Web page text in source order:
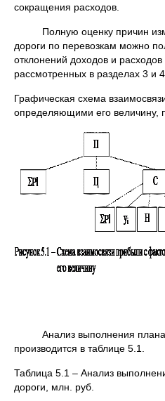
сокращения расходов.
Полную оценку причин
дороги по перевозкам можно
отклонений доходов и
рассмотренных в разделах 3 и 4.
Графическая схема
определяющими его величину,
Анализ выполнения плана
производится в таблице 5.1.
Таблица 5.1 – Анализ
дороги, млн. руб.